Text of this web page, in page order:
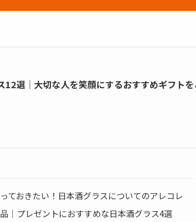
12選｜大切な人を笑顔にするおすすめギフト
ておきたい！日本酒グラスについてのアレコレ
｜プレゼントにおすすめな日本酒グラス4選